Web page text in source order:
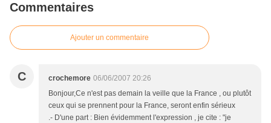
Commentaires
Ajouter un commentaire
C crochemore 06/06/2007 20:26
Bonjour,Ce n'est pas demain la veille que la France , ou plutôt
ceux qui se prennent pour la France, seront enfin sérieux
.- D'une part : Bien évidemment l'expression , je cite : "je